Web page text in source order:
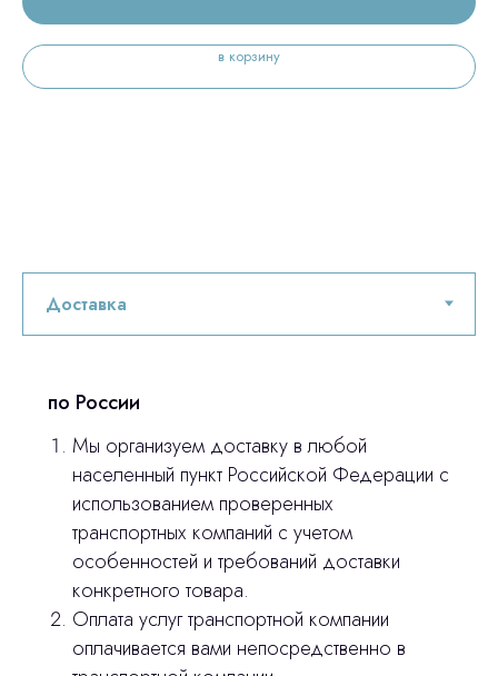
в корзину
по России
Мы организуем доставку в любой
населенный пункт Российской Федерации с
использованием проверенных
транспортных компаний с учетом
особенностей и требований доставки
конкретного товара.
Оплата услуг транспортной компании
оплачивается вами непосредственно в
Остались вопросы
оставьте контакты, мы свяжемся и
ответим на все вопросы
© 2024 ЛС Дентал Групп
Главная